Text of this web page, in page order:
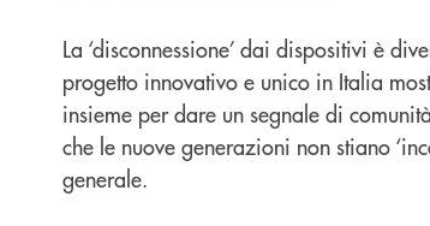
La ‘disconnessione’ dai dispositivi è
progetto innovativo e unico in Italia
insieme per dare un segnale di
che le nuove generazioni non stiano
generale.